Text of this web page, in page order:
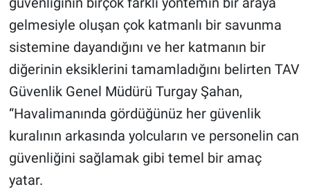
gelmesiyle oluşan çok katmanlı bir savunma
sistemine dayandığını ve her katmanın bir
diğerinin eksiklerini tamamladığını belirten TAV
Güvenlik Genel Müdürü Turgay Şahan,
“Havalimanında gördüğünüz her güvenlik
kuralının arkasında yolcuların ve personelin can
güvenliğini sağlamak gibi temel bir amaç
yatar.